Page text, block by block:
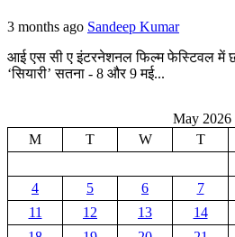
3 months ago Sandeep Kumar
आई एस सी ए इंटरनेशनल फिल्म फेस्टिवल में
‘सियारी’ सतना - 8 और 9 मई...
May 2026
M
T W T
4
5 6 7
11
12 13 14